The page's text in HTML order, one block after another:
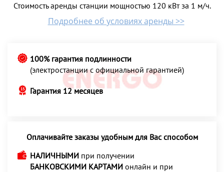
Стоимость аренды станции мощностью 120 кВт за 1 м/ч.
Подробнее об условиях аренды >>
100% гарантия подлинности
(электростанции с официальной гарантией)
Гарантия 12 месяцев
Оплачивайте заказы удобным для Вас способом
НАЛИЧНЫМИ при получении
БАНКОВСКИМИ КАРТАМИ онлайн и при